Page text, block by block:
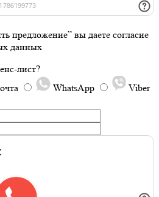
предложение” вы даете согласие
данных
лист?
WhatsApp
Viber